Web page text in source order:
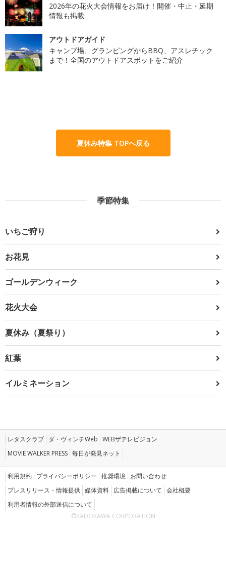
2026年の花火大会情報をお届け！開催・中止・延期
情報も掲載
アウトドアガイド
キャンプ場、グランピングからBBQ、アスレチック
まで！全国のアウトドアスポットをご紹介
夏休み特集 TOPへ戻る
季節特集
いちご狩り
お花見
ゴールデンウィーク
花火大会
夏休み（夏祭り）
紅葉
イルミネーション
レタスクラブ ダ・ヴィンチWeb WEBザテレビジョン
MOVIE WALKER PRESS 毎日が発見ネット
利用規約 プライバシーポリシー 推奨環境 お問い合わせ
プレスリリース・情報提供 媒体資料 広告掲載について 会社概要
利用者情報の外部送信について
©KADOKAWA CORPORATION